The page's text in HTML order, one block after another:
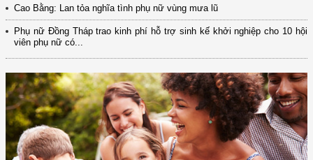
Cao Bằng: Lan tỏa nghĩa tình phụ nữ vùng mưa lũ
Phụ nữ Đồng Tháp trao kinh phí hỗ trợ sinh kế khởi nghiệp cho 10 hội
viên phụ nữ có...